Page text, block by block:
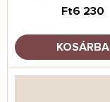
Ft6 230
KOSÁRBA